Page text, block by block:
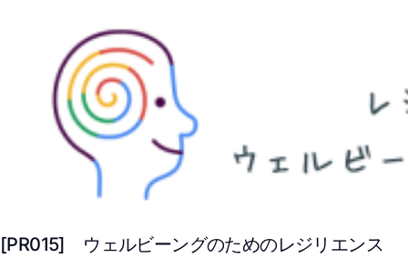
[PR015] ウェルビーングのためのレジリエンス